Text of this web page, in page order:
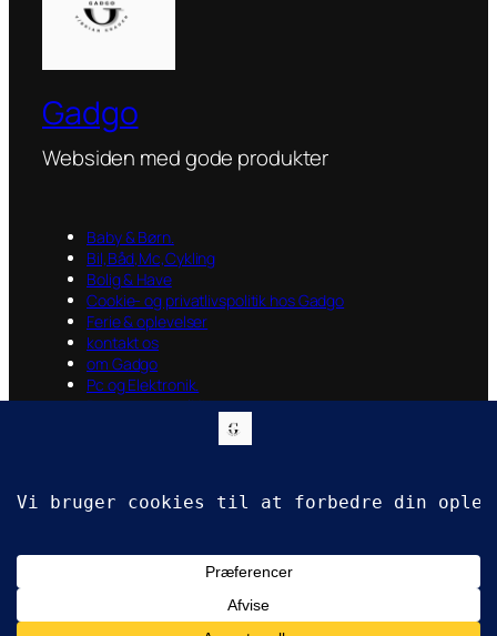
Gadgo
Websiden med gode produkter
Baby & Børn.
Bil,Båd,Mc,Cykling
Bolig & Have
Cookie- og privatlivspolitik hos Gadgo
Ferie & oplevelser
kontakt os
om Gadgo
Pc og Elektronik.
Persondata politik
Velkommen til Shoppen
Gennemløbet 15
CVR. 38338455